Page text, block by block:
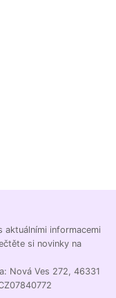
informacemi
si novinky na
Nová Ves 272, 46331